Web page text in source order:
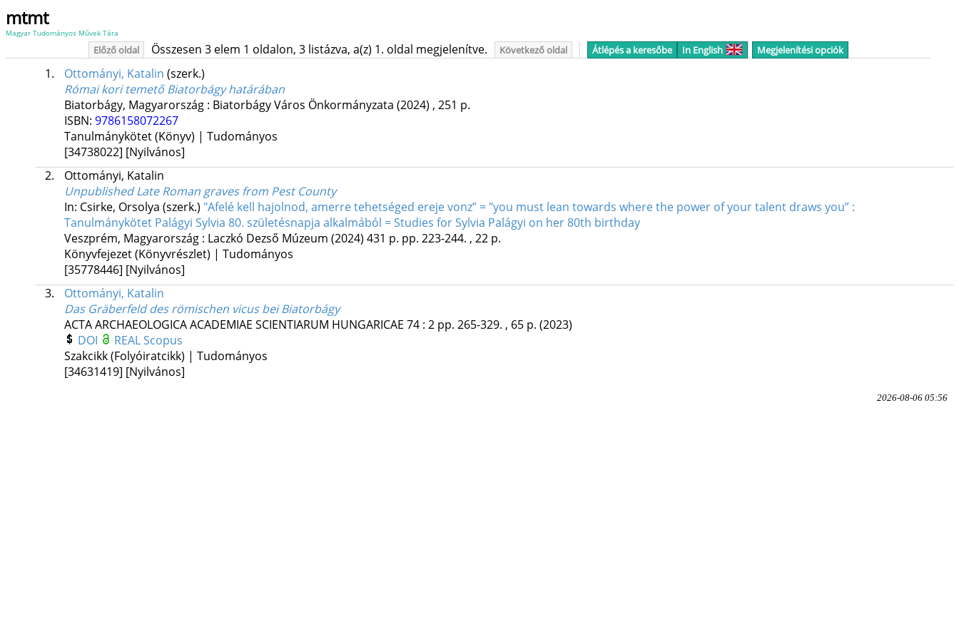
mtmt
Magyar Tudományos Művek Tára
Előző oldal Összesen 3 elem 1 oldalon, 3 listázva, a(z) 1. oldal megjelenítve. Következő oldal Átlépés a keresőbe In English Megjelenítési opciók
1. Ottományi, Katalin (szerk.)
Római kori temető Biatorbágy határában
Biatorbágy, Magyarország : Biatorbágy Város Önkormányzata (2024) , 251 p.
ISBN: 9786158072267
Tanulmánykötet (Könyv) | Tudományos
[34738022] [Nyilvános]
2.
Ottományi, Katalin
Unpublished Late Roman graves from Pest County
In: Csirke, Orsolya (szerk.) "Afelé kell hajolnod, amerre tehetséged ereje vonz” = "you must lean towards where the power of your talent draws you” :
Tanulmánykötet Palágyi Sylvia 80. születésnapja alkalmából = Studies for Sylvia Palágyi on her 80th birthday
Veszprém, Magyarország : Laczkó Dezső Múzeum (2024) 431 p. pp. 223-244. , 22 p.
Könyvfejezet (Könyvrészlet) | Tudományos
[35778446] [Nyilvános]
3.
Ottományi, Katalin
Das Gräberfeld des römischen vicus bei Biatorbágy
ACTA ARCHAEOLOGICA ACADEMIAE SCIENTIARUM HUNGARICAE 74: 2 pp. 265-329. , 65 p. (2023)
DOI
REALScopus
Szakcikk (Folyóiratcikk) | Tudományos
[34631419] [Nyilvános]
2026-08-06 05:56